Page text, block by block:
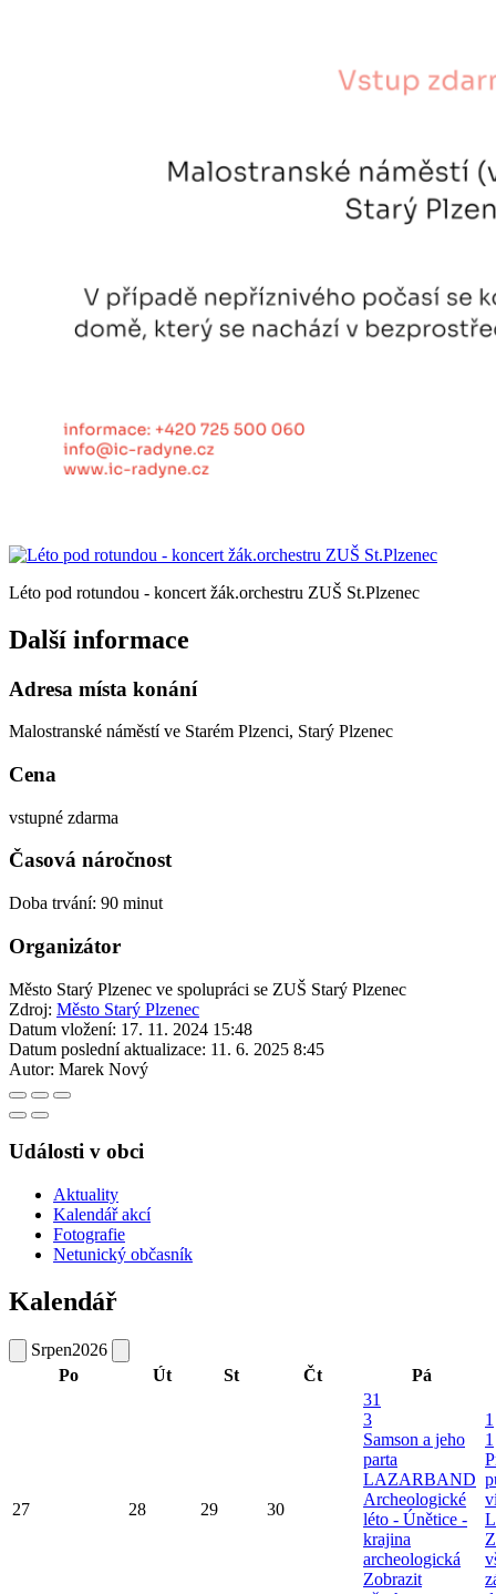
Léto pod rotundou - koncert žák.orchestru ZUŠ St.Plzenec
Další informace
Adresa místa konání
Malostranské náměstí ve Starém Plzenci, Starý Plzenec
Cena
vstupné zdarma
Časová náročnost
Doba trvání: 90 minut
Organizátor
Město Starý Plzenec ve spolupráci se ZUŠ Starý Plzenec
Zdroj: Město Starý Plzenec
Datum vložení: 17. 11. 2024 15:48
Datum poslední aktualizace: 11. 6. 2025 8:45
Autor: Marek Nový
Události v obci
Aktuality
Kalendář akcí
Fotografie
Netunický občasník
Kalendář
Srpen2026
Po
Út St Čt Pá
27 28 29 30
31
3
Samson a jeho
parta
LAZARBAND
Archeologické
léto - Únětice -
krajina
archeologická
Zobrazit
1
1